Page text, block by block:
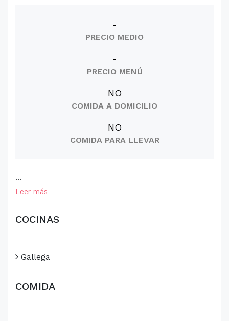
-
PRECIO MEDIO
-
PRECIO MENÚ
NO
COMIDA A DOMICILIO
NO
COMIDA PARA LLEVAR
...
Leer más
COCINAS
Gallega
COMIDA